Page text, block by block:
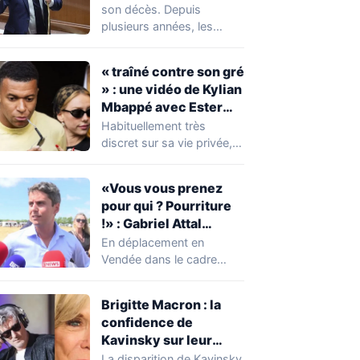
réserver une
mauvaise surprise à
son décès. Depuis
plusieurs années, les
concernant le seuil…
« traîné contre son gré
» : une vidéo de Kylian
Mbappé avec Ester
Expósito en Italie agite
la toile
Habituellement très
discret sur sa vie privée,
«Vous vous prenez
pour qui ? Pourriture
!» : Gabriel Attal
chahuté sur un
campement illégal
En déplacement en
Vendée dans le cadre
occupations…
Brigitte Macron : la
confidence de
Kavinsky sur leur